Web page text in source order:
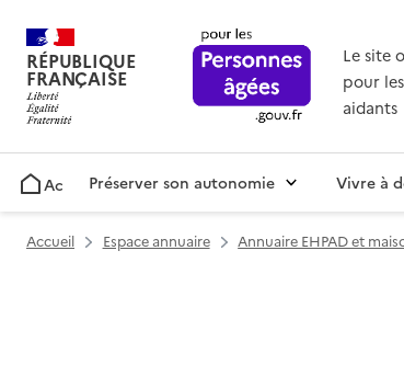
RÉPUBLIQUE
FRANÇAISE
Le site
pour
aidants
AccueilPréserver son autonomie Vivre à
Accueil Espace annuaire Annuaire EHPAD et